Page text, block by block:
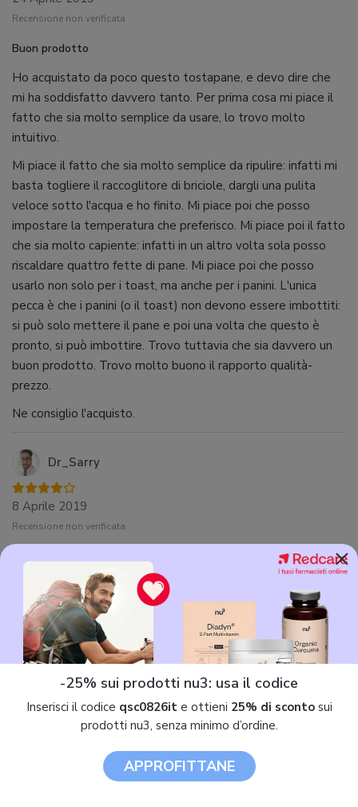
Recensione non verificata
Buon prodotto
Ho acquistato da poco questo tostapane, e devo dire che
mi ha soddisfatto davvero tanto. Per prima cosa mi piace il
fatto che sia molto semplice da usare, lo trovo molto
intuitivo.
Mi piace il fatto che sia molto semplice da ripulire: infatti mi
basta togliere il raccoglitore di briciole, dargli una pulita
veloce sotto l'acqua e ho finito. Mi piace poi che posso
impostare la temperatura che preferisco. Mi piace poi il fatto
che sia molto capiente: infatti in un altro volta sola posso
riscaldare quattro fette di pane. Mi piace poi che posso
usarlo non solo per i toast, ma anche per i panini. L'unica
pecca è che i panini (o il toast) non devono essere imbottiti:
si può solo mettere il pane e poi una volta che questo è
pronto, si può imbottire. Trovo tuttavia che sia davvero un
buon prodotto. Trovo molto buono il rapporto qualità-
prezzo.
Ne consiglio l'acquisto.
Dr_Sarry
8 Aprile 2019
Recensione non verificata
Acquisto veramente consigliato per vari fattori, partendo
sicuramente dal rapporto qualità prezzo, che a mio avviso è
azzeccatissimo. Prodotto facile da utilizzare e molto
capiente, ti permette di scaldare fino a un massimo di
quattro fette di pane alla volta, e con la pulizia siamo
tranquilli, perché grazie al raccoglitore estraibile è un'azione
molto veloce.
Rispetto ad altri modelli, questo della marca Severin
AT2509 ti consente di regolare la temperatura per la
tostatura e presenta anche la funzione dello spegnimento
×
-25% sui prodotti nu3: usa il codice
Inserisci il codice qsc0826ite ottieni 25% di scontosui
prodotti nu3, senza minimo d’ordine.
APPROFITTANE